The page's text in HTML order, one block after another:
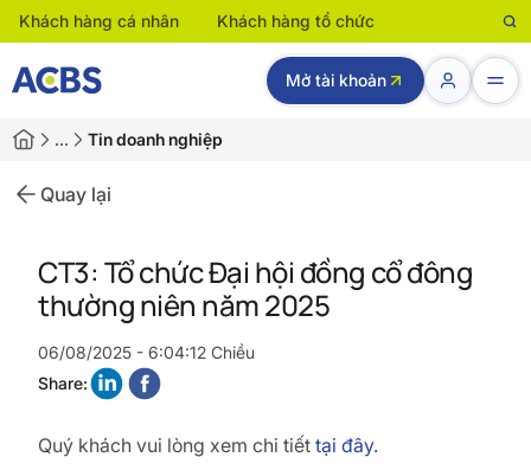
Khách hàng cá nhân Khách hàng tổ chức
Mở tài khoản
… Tin doanh nghiệp
Quay lại
CT3: Tổ chức Đại hội đồng cổ đông
thường niên năm 2025
06/08/2025 - 6:04:12 Chiều
Share:
Quý khách vui lòng xem chi tiết tại đây.